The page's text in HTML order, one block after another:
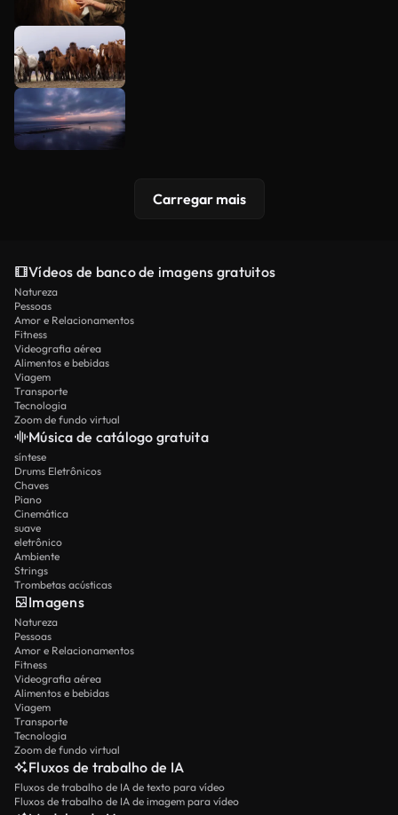
Carregar mais
Vídeos de banco de imagens gratuitos
Natureza
Pessoas
Amor e Relacionamentos
Fitness
Videografia aérea
Alimentos e bebidas
Viagem
Transporte
Tecnologia
Zoom de fundo virtual
Música de catálogo gratuita
síntese
Drums Eletrônicos
Chaves
Piano
Cinemática
suave
eletrônico
Ambiente
Strings
Trombetas acústicas
Imagens
Natureza
Pessoas
Amor e Relacionamentos
Fitness
Videografia aérea
Alimentos e bebidas
Viagem
Transporte
Tecnologia
Zoom de fundo virtual
Fluxos de trabalho de IA
Fluxos de trabalho de IA de texto para vídeo
Fluxos de trabalho de IA de imagem para vídeo